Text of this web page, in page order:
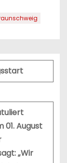
01. August
„Wir